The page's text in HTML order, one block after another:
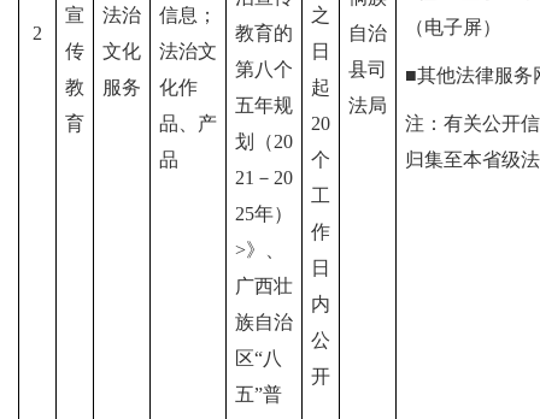
宣
传
教
育
2
法治
文化
服务
信息；
法治文
化作
品、产
品
教育的
第八个
五年规
划（20
21－20
25年）
>》、
广西壮
族自治
区“八
五”普
之
日
起
20
个
工
作
日
内
公
开
自治
县司
法局
（电子屏）
■其他法律服务
注：有关公开
归集至本省级